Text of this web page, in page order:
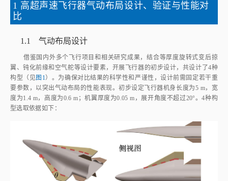
1 高超声速飞行器气动布局设计、验证与性能对
比
1.1 气动布局设计
借鉴国内外多个飞行项目和相关研究成果，结合等厚度旋转式变后掠
翼、钝化前缘和空气舵等设计要素，开展飞行器的初步设计，共设计了4种
构型（见图1）。为确保对比结果的科学性和严谨性，设计前需固定若干重
要参数，以突出气动布局的性能表现。初步设定飞行器机身长度为5 m，宽
度为1.4 m，高度为0.6 m；机翼厚度为0.05 m，展开角度不超过20°。4种构
型选取依据如下：